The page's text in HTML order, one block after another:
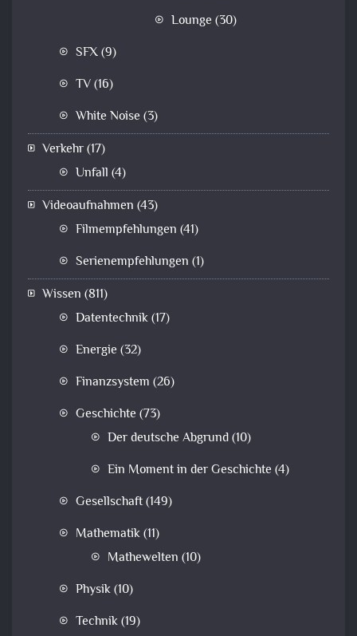
Lounge (30)
SFX(9)
TV(16)
White Noise (3)
Verkehr(17)
Unfall (4)
Videoaufnahmen (43)
Filmempfehlungen (41)
Serienempfehlungen (1)
Wissen (811)
Datentechnik(17)
Energie (32)
Finanzsystem (26)
Geschichte (73)
Der deutsche Abgrund(10)
Ein Moment in der Geschichte (4)
Gesellschaft(149)
Mathematik(11)
Mathewelten (10)
Physik(10)
Technik(19)